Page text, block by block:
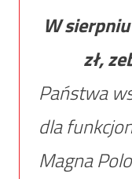
W
zł,
Państwa
dla
Magna